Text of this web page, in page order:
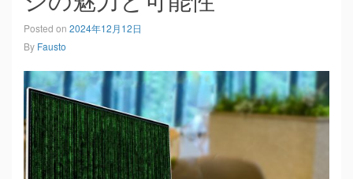
Posted on 2024年12月12日
By Fausto